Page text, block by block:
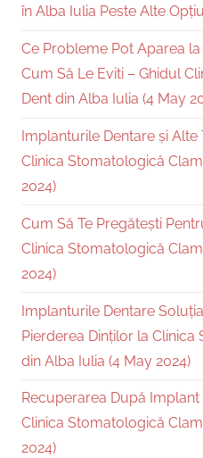
în Alba Iulia Peste Alte
Ce Probleme Pot Aparea
Cum Să Le Eviti – Ghidul
Dent din Alba Iulia (4 May
Implanturile Dentare și
Clinica Stomatologică
2024)
Cum Să Te Pregătești
Clinica Stomatologică
2024)
Implanturile Dentare
Pierderea Dinților la
din Alba Iulia (4 May 2024)
Recuperarea După
Clinica Stomatologică
2024)